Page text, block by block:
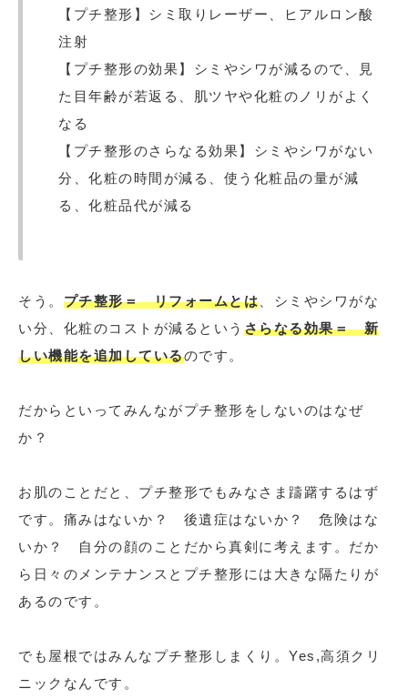
【プチ整形】シミ取りレーザー、ヒアルロン酸
注射
【プチ整形の効果】シミやシワが減るので、見
た目年齢が若返る、肌ツヤや化粧のノリがよく
なる
【プチ整形のさらなる効果】シミやシワがない
分、化粧の時間が減る、使う化粧品の量が減
る、化粧品代が減る
そう。 プチ整形＝ リフォームとは 、シミやシワがな
い分、化粧のコストが減るという さらなる効果＝ 新
しい機能を追加しているのです。
だからといってみんながプチ整形をしないのはなぜ
か？
お肌のことだと、プチ整形でもみなさま躊躇するはず
です。痛みはないか？ 後遺症はないか？ 危険はな
いか？ 自分の顔のことだから真剣に考えます。だか
ら日々のメンテナンスとプチ整形には大きな隔たりが
あるのです。
でも屋根ではみんなプチ整形しまくり。Yes,高須クリ
ニックなんです。